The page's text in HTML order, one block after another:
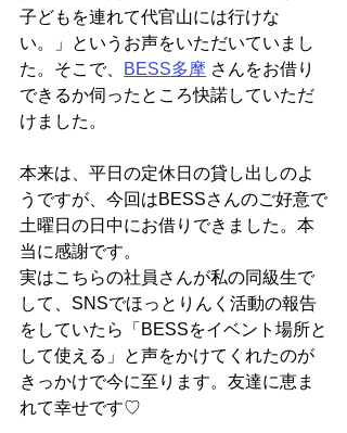
子どもを連れて代官山には行けな
い。」というお声をいただいていまし
た。そこで、
BESS多摩 さんをお借り
できるか伺ったところ快諾していただ
けました。
本来は、平日の定休日の貸し出しのよ
うですが、今回はBESSさんのご好意で
土曜日の日中にお借りできました。本
当に感謝です。
実はこちらの社員さんが私の同級生で
して、SNSでほっとりんく活動の報告
をしていたら「BESSをイベント場所と
して使える」と声をかけてくれたのが
きっかけで今に至ります。友達に恵ま
れて幸せです♡